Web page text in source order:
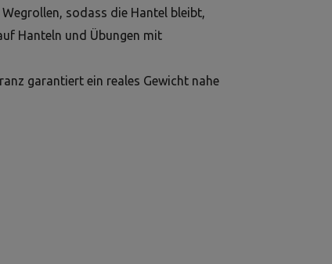
sodass die Hantel bleibt,
Hanteln und Übungen mit
garantiert ein reales Gewicht nahe